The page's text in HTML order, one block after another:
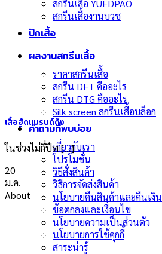
สกรีนเสื้อ YUEDPAO
สกรีนเสื้องานบวช
ปักเสื้อ
ผลงานสกรีนเสื้อ
ราคาสกรีนเสื้อ
สกรีน DFT คืออะไร
สกรีน DTG คืออะไร
Silk screen สกรีนเสื้อบล็อก
คำถามที่พบบ่อย
เกี่ยวกับเรา
โปรโมชั่น
วิธีสั่งสินค้า
วิธีการจัดส่งสินค้า
นโยบายคืนสินค้าและคืนเงิน
ข้อตกลงและเงื่อนไข
นโยบายความเป็นส่วนตัว
นโยบายการใช้คุกกี้
สาระน่ารู้
เสื้อฮู้ดแบรนด์ดัง
ในช่วงไม่กี่ปีท [...]
20
ม.ค.
About